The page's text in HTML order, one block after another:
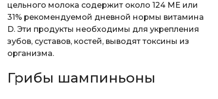
цельного молока содержит около 124 МЕ или
31% рекомендуемой дневной нормы витамина
D. Эти продукты необходимы для укрепления
зубов, суставов, костей, выводят токсины из
организма.
Грибы шампиньоны